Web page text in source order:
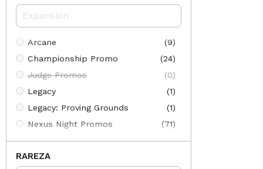
Arcane
(9)
Championship Promo
(24)
Judge Promos
(0)
Legacy
(1)
Legacy: Proving Grounds
(1)
Nexus Night Promos
(71)
Organized Play
(85)
Origins
RAREZA